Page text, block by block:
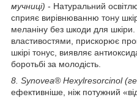
мучниці) - Натуральний
сприяє вирівнюванню тону
меланіну без шкоди для
властивостями, прискорює
шкірі тонус, виявляє
боротьбі за молодість.
8. Synovea® Hexylresorcinol
ефективніше, ніж потужний